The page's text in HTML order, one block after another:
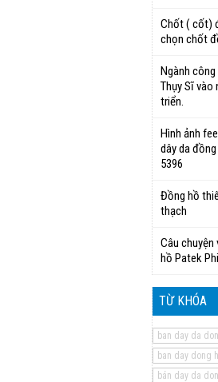
Chốt ( cốt)
chọn chốt
Ngành
Thụy Sĩ vào
triển.
Hình ảnh
dây da
5396
Đồng hồ
thạch
Câu
hồ Patek
TỪ KHÓA
ban day da
ban day dong
bán day da